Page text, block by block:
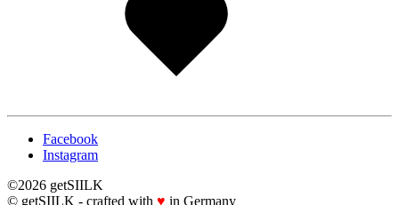
Facebook
Instagram
©2026 getSIILK
© getSIILK - crafted with ♥ in Germany